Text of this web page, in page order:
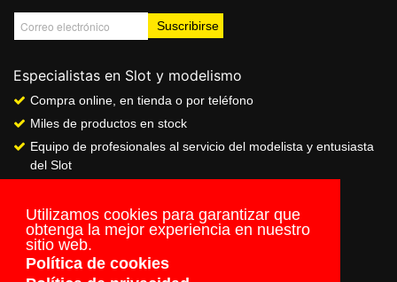
Utilizamos cookies para garantizar que
obtenga la mejor experiencia en nuestro
sitio web.
Política de cookies
Especialistas en Slot y modelismo
Compra online, en tienda o por teléfono
Miles de productos en stock
Equipo de profesionales al servicio del modelista y entusiasta
del Slot
Servicio de pago seguro online
Envios a todo el mundo